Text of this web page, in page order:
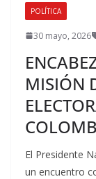
POLÍTICA
30 mayo, 2026
MISIÓN
El Presidente
un encuentro